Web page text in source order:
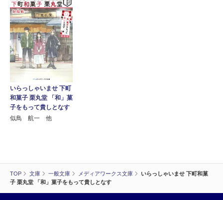
TOP 文庫 一般文庫 メディアワークス文庫
いらっしゃいませ 下町和菓
子 栗丸堂 「和」菓子をもって貴しとなす
いらっしゃいませ 下町
和菓子 栗丸堂 「和」菓
子をもって貴しとなす
似鳥 航一 他